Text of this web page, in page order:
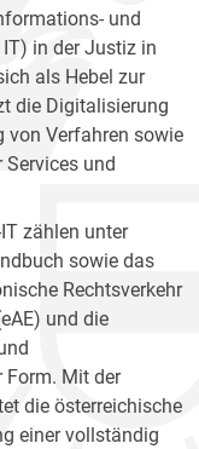
und
in der Justiz in
als Hebel zur
die Digitalisierung
von Verfahren sowie
und
zählen unter
sowie das
Rechtsverkehr
und die
Mit der
die österreichische
einer vollständig